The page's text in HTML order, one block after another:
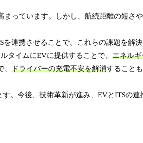
っています。しかし、航続距離の短さ
連携させることで、これらの課題を解決
タイムにEVに提供することで、 エネル
ドライバーの充電不安を解消すること
す。今後、技術革新が進み、EVとITSの連